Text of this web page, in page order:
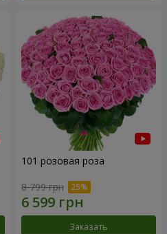
101 розовая роза
8 799 грн
Заказать